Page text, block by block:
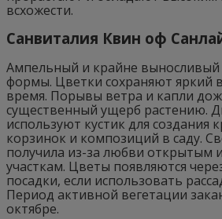
всхожести.
Санвиталия Квин оф
Ампельный и крайне
формы. Цветки сохраняют яркий
время. Порывы ветра и капли
существенный ущерб растению.
используют кустик для создания
корзинок и композиций в саду.
получила из-за любви открытым
участкам. Цветы появляются
посадки, если использовать
Период активной вегетации
октябре.